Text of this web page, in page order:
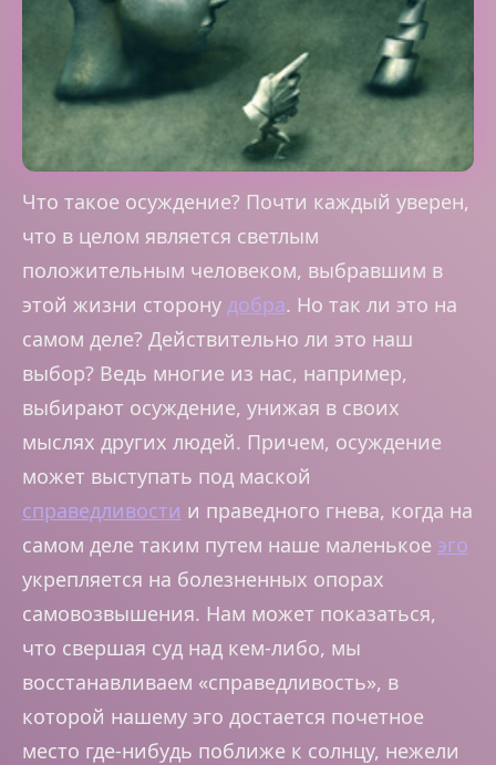
Что такое осуждение? Почти каждый уверен,
что в целом является светлым
положительным человеком, выбравшим в
этой жизни сторону добра. Но так ли это на
самом деле? Действительно ли это наш
выбор? Ведь многие из нас, например,
выбирают осуждение, унижая в своих
мыслях других людей. Причем, осуждение
может выступать под маской
справедливости и праведного гнева, когда на
самом деле таким путем наше маленькое эго
укрепляется на болезненных опорах
самовозвышения. Нам может показаться,
что свершая суд над кем-либо, мы
восстанавливаем «справедливость», в
которой нашему эго достается почетное
место где-нибудь поближе к солнцу, нежели